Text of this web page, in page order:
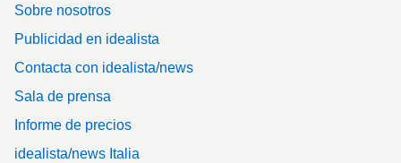
Sobre nosotros
Publicidad en idealista
Contacta con idealista/news
Sala de prensa
Informe de precios
idealista/news Italia